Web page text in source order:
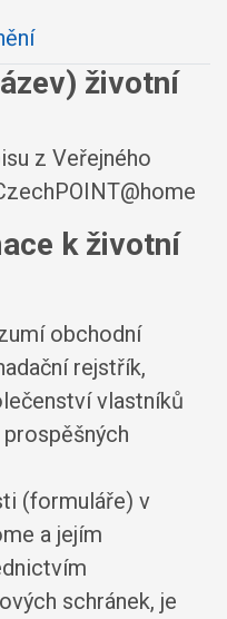
životní
z Veřejného
k životní
obchodní
rejstřík,
vlastníků
(formuláře) v
a jejím
schránek, je